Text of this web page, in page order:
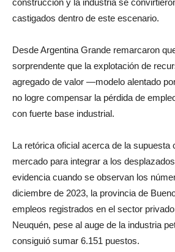
construcción y la industria se
castigados dentro de este escenario.
Desde Argentina Grande remarcaron
sorprendente que la explotación de
agregado de valor —modelo alentado
no logre compensar la pérdida de
con fuerte base industrial.
La retórica oficial acerca de la supuesta
mercado para integrar a los
evidencia cuando se observan los
diciembre de 2023, la provincia de
empleos registrados en el sector
Neuquén, pese al auge de la industria
consiguió sumar 6.151 puestos.